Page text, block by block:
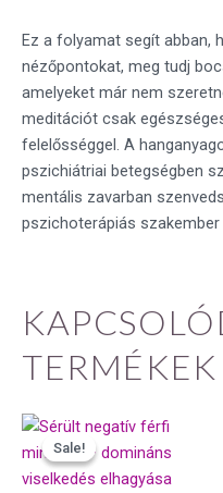
Ez a folyamat segít abban,
nézőpontokat, meg tudj
amelyeket már nem
meditációt csak
felelősséggel. A
pszichiátriai betegségben
mentális zavarban
pszichoterápiás
TERMÉKEK
Sale!
Sale!
Original
price
was:
5990 Ft.
Current
is:
4493 Ft.